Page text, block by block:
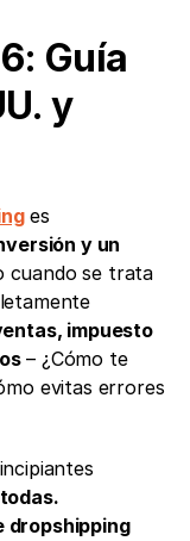
Guía
y
es
y un
cuando se trata
impuesto
– ¿Cómo te
evitas errores
dropshipping